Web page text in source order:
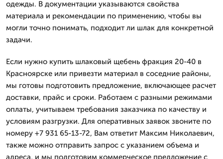
одежды. В документации указываются свойства
материала и рекомендации по применению, чтобы вы
могли точно понимать, подходит ли шлак для конкретной
задачи.
Если нужно купить шлаковый щебень фракция 20-40 в
Красноярске или привезти материал в соседние районы,
мы готовы подготовить предложение, включающее расчет
доставки, прайс и сроки. Работаем с разными режимами
оплаты, учитываем требования заказчика по качеству и
условиям разгрузки. Для оперативных заявок звоните по
номеру +7 931 65-13-72, Вам ответит Максим Николаевич,
также можно отправить запрос с указанием объема и
адреса, и мы подготовим коммерческое предложение с